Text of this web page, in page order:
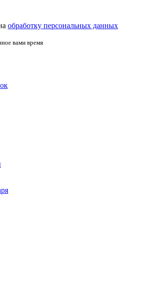
обработку персональных данных
вами время